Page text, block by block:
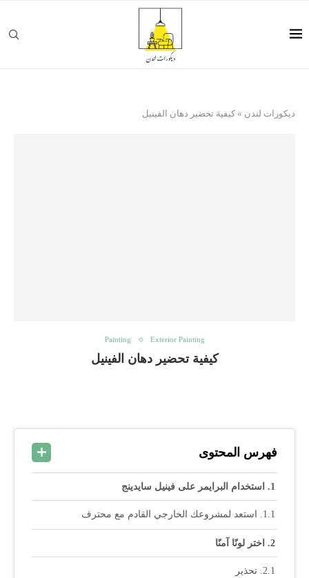
ديكورات لندن » كيفية تحضير دهان الفينيل
Exterior Painting
Painting
كيفية تحضير دهان الفينيل
فهرس المحتوى
استخدام البرايمر على فينيل سايدينج
استعد لمشروعك الخارجي القادم مع محترف
اختر لونًا آمنًا
تحذير